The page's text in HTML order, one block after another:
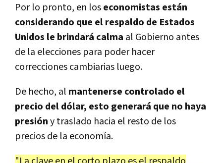
Por lo pronto, en loseconomistas están
considerando que el respaldo de Estados
Unidos le brindará calma al Gobierno antes
de la elecciones para poder hacer
correcciones cambiarias luego.
De hecho, al mantenerse controlado el
precio del dólar, esto generará que no haya
presióny traslado hacia el resto de los
precios de la economía.